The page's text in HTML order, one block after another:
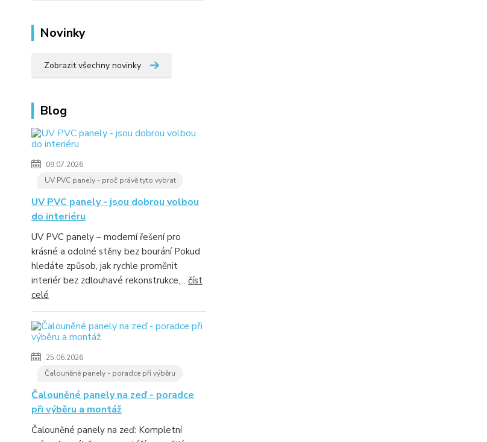
Novinky
Zobrazit všechny novinky
Blog
09.07.2026
UV PVC panely - proč právě tyto vybrat
UV PVC panely - jsou dobrou volbou
do interiéru
UV PVC panely – moderní řešení pro
krásné a odolné stěny bez bourání Pokud
hledáte způsob, jak rychle proměnit
interiér bez zdlouhavé rekonstrukce,... číst
celé
25.06.2026
Čalouněné panely - poradce při výběru
Čalouněné panely na zeď - poradce
při výběru a montáž
Čalouněné panely na zeď: Kompletní